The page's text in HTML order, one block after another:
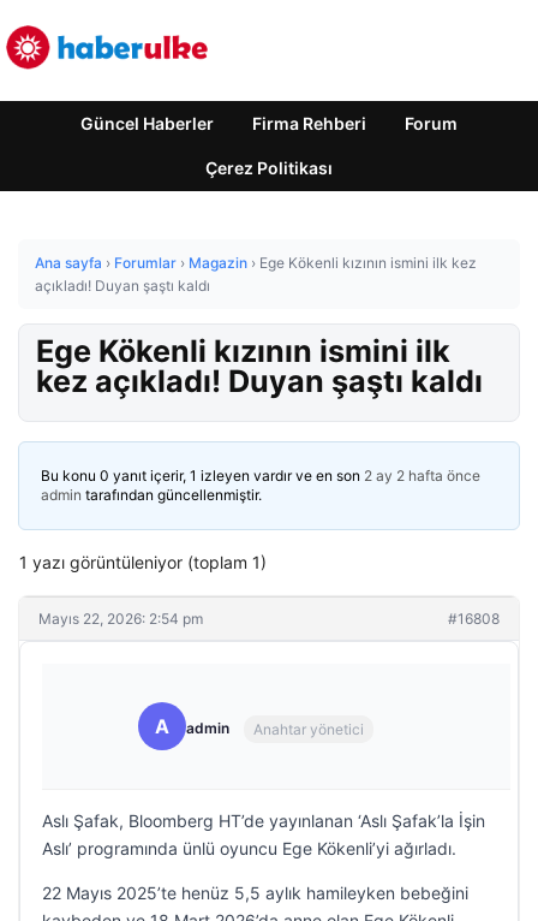
Güncel Haberler Firma Rehberi Forum
Çerez Politikası
Ana sayfa › Forumlar › Magazin › Ege Kökenli kızının ismini ilk kez
açıkladı! Duyan şaştı kaldı
Ege Kökenli kızının ismini ilk
kez açıkladı! Duyan şaştı kaldı
Bu konu 0 yanıt içerir, 1 izleyen vardır ve en son 2 ay 2 hafta önce
admin tarafından güncellenmiştir.
1 yazı görüntüleniyor (toplam 1)
Mayıs 22, 2026: 2:54 pm #16808
A admin Anahtar yönetici
Aslı Şafak, Bloomberg HT’de yayınlanan ‘Aslı Şafak’la İşin
Aslı’ programında ünlü oyuncu Ege Kökenli’yi ağırladı.
22 Mayıs 2025’te henüz 5,5 aylık hamileyken bebeğini